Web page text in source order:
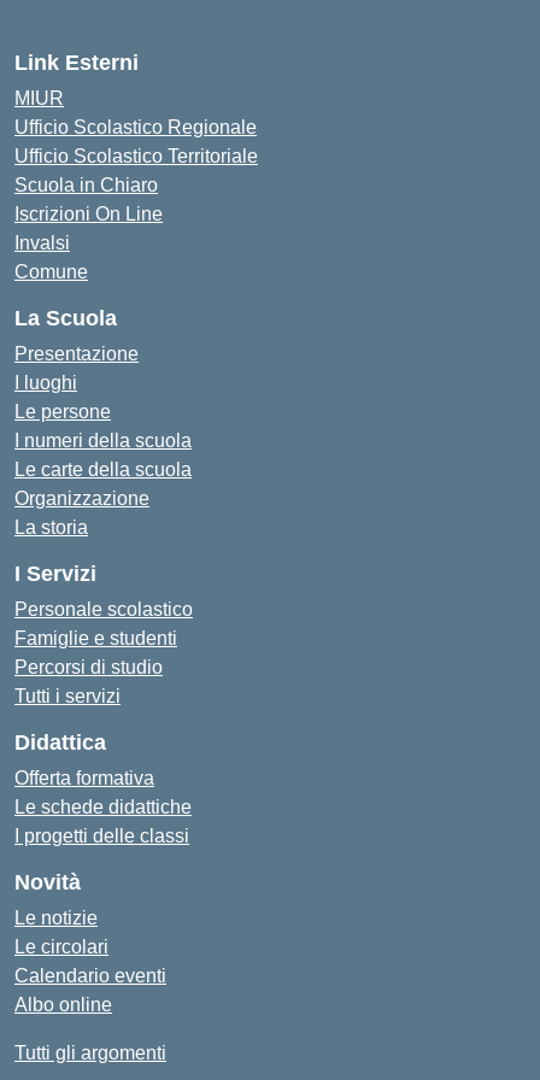
Link Esterni
MIUR
Ufficio Scolastico Regionale
Ufficio Scolastico Territoriale
Scuola in Chiaro
Iscrizioni On Line
Invalsi
Comune
La Scuola
Presentazione
I luoghi
Le persone
I numeri della scuola
Le carte della scuola
Organizzazione
La storia
I Servizi
Personale scolastico
Famiglie e studenti
Percorsi di studio
Tutti i servizi
Didattica
Offerta formativa
Le schede didattiche
I progetti delle classi
Novità
Le notizie
Le circolari
Calendario eventi
Albo online
Tutti gli argomenti